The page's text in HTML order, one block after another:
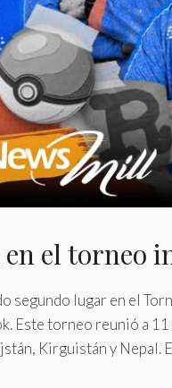
el torneo
segundo lugar en el
Este torneo reunió a
Kirguistán y